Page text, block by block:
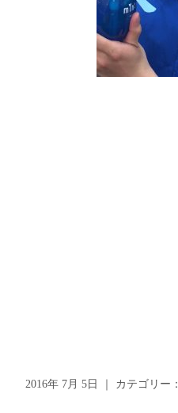
2016年 7月 5日 ｜ カテゴリー：